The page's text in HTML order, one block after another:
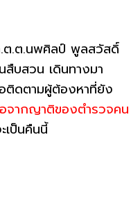
.ต.ต.นพศิลป์ พูลสวัสดิ์
บสวน เดินทางมา
ติดตามผู้ต้องหาที่ยัง
จากญาติของตำรวจคน
เป็นคืนนี้